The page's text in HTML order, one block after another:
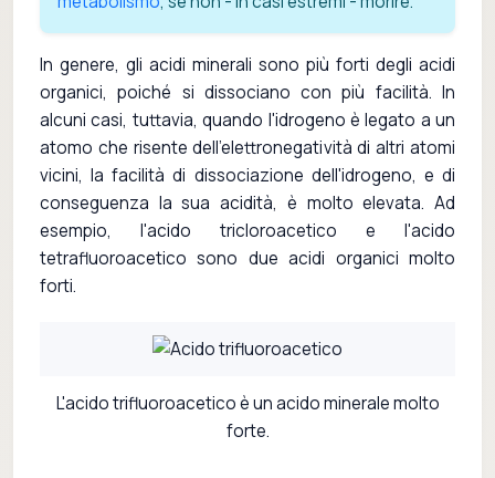
In genere, gli acidi minerali sono più forti degli acidi
organici, poiché si dissociano con più facilità. In
alcuni casi, tuttavia, quando l'idrogeno è legato a un
atomo che risente dell'elettronegatività di altri atomi
vicini, la facilità di dissociazione dell'idrogeno, e di
conseguenza la sua acidità, è molto elevata. Ad
esempio, l'acido tricloroacetico e l'acido
tetrafluoroacetico sono due acidi organici molto
forti.
L'acido trifluoroacetico è un acido minerale molto
forte.